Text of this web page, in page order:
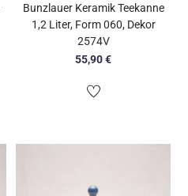
Bunzlauer Keramik Teekanne
1,2 Liter, Form 060, Dekor
2574V
55,90€